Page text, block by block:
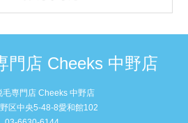
門店 Cheeks 中野店
毛専門店 Cheeks 中野店
区中央5-48-8愛和館102